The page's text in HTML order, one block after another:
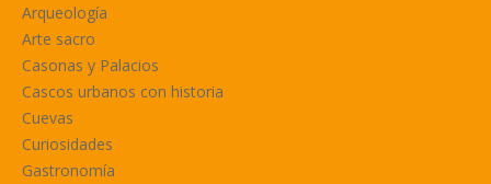
Arqueología
Arte sacro
Casonas y Palacios
Cascos urbanos con historia
Cuevas
Curiosidades
Gastronomía